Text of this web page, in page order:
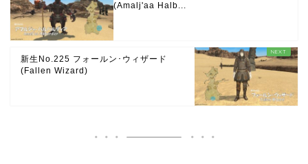
(Amalj'aa Halb...
新生No.225 フォールン･ウィザード
(Fallen Wizard)